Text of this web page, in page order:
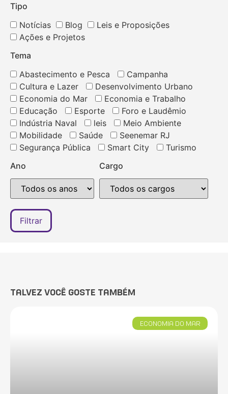
Tipo
Notícias
Blog
Leis e Proposições
Ações e Projetos
Tema
Abastecimento e Pesca
Campanha
Cultura e Lazer
Desenvolvimento Urbano
Economia do Mar
Economia e Trabalho
Educação
Esporte
Foro e Laudêmio
Indústria Naval
leis
Meio Ambiente
Mobilidade
Saúde
Seenemar RJ
Segurança Pública
Smart City
Turismo
Ano
Cargo
TALVEZ VOCÊ GOSTE TAMBÉM
ECONOMIA DO MAR